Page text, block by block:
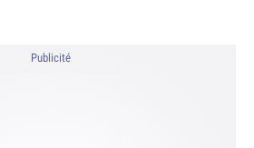
Publicité